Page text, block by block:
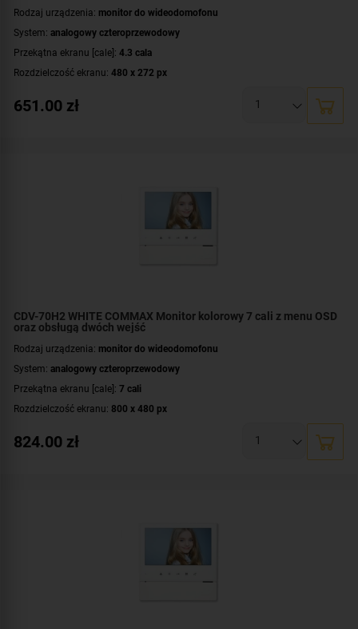
Rodzaj urządzenia: monitor do wideodomofonu
System: analogowy czteroprzewodowy
Przekątna ekranu [cale]: 4.3 cala
Rozdzielczość ekranu: 480 x 272 px
Zasilanie:DC 16-28 V
651.00 zł
CDV-70H2 WHITE COMMAX Monitor kolorowy 7 cali z menu OSD
oraz obsługą dwóch wejść
Rodzaj urządzenia: monitor do wideodomofonu
System: analogowy czteroprzewodowy
Przekątna ekranu [cale]: 7 cali
Rozdzielczość ekranu: 800 x 480 px
Zasilanie:AC 230 V
824.00 zł